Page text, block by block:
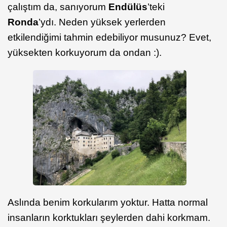
çalıştım da, sanıyorum Endülüs’teki
Ronda’ydı. Neden yüksek yerlerden
etkilendiğimi tahmin edebiliyor musunuz? Evet,
yüksekten korkuyorum da ondan :).
Aslında benim korkularım yoktur. Hatta normal
insanların korktukları şeylerden dahi korkmam.